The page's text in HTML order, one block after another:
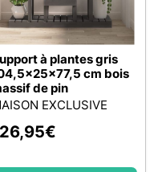
à plantes gris
cm bois
de pin
EXCLUSIVE
€